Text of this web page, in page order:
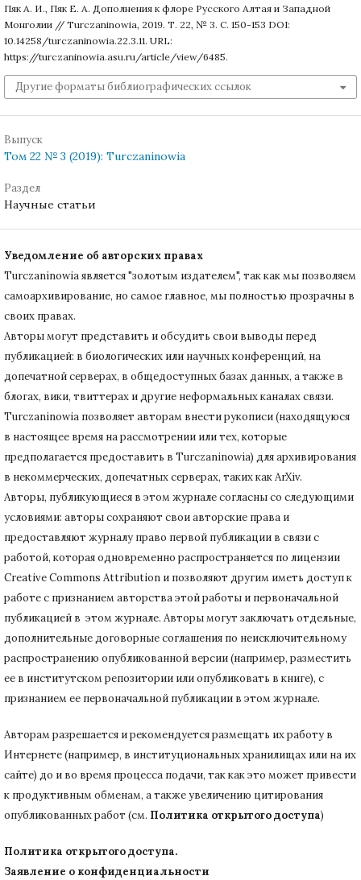
Пяк А. И., Пяк Е. А. Дополнения к флоре Русского Алтая и Западной
Монголии // Turczaninowia, 2019. Т. 22, № 3. С. 150-153 DOI:
10.14258/turczaninowia.22.3.11. URL:
https://turczaninowia.asu.ru/article/view/6485.
Другие форматы библиографических ссылок
Выпуск
Том 22 № 3 (2019): Turczaninowia
Раздел
Научные статьи
Уведомление об авторских правах
Turczaninowiа является "золотым издателем", так как мы позволяем
самоархивирование, но самое главное, мы полностью прозрачны в
своих правах.
Авторы могут представить и обсудить свои выводы перед
публикацией: в биологических или научных конференций, на
допечатной серверах, в общедоступных базах данных, а также в
блогах, вики, твиттерах и другие неформальных каналах связи.
Turczaninowiа позволяет авторам внести рукописи (находящуюся
в настоящее время на рассмотрении или тех, которые
предполагается предоставить в Turczaninowia) для архивирования
в некоммерческих, допечатных серверах, таких как ArXiv.
Авторы, публикующиеся в этом журнале согласны со следующими
условиями: авторы сохраняют свои авторские права и
предоставляют журналу право первой публикации в связи с
работой, которая одновременно распространяется по лицензии
Creative Commons Attribution и позволяют другим иметь доступ к
работе с признанием авторства этой работы и первоначальной
публикацией в этом журнале. Авторы могут заключать отдельные,
дополнительные договорные соглашения по неисключительному
распространению опубликованной версии (например, разместить
ее в институтском репозитории или опубликовать в книге), с
признанием ее первоначальной публикации в этом журнале.
Авторам разрешается и рекомендуется размещать их работу в
Интернете (например, в институциональных хранилищах или на их
сайте) до и во время процесса подачи, так как это может привести
к продуктивным обменам, а также увеличению цитирования
опубликованных работ (см. Политика открытого доступа)
Политика открытого доступа.
Заявление о конфиденциальности